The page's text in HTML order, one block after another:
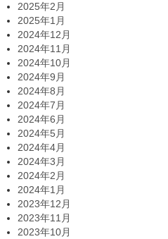
2025年2月
2025年1月
2024年12月
2024年11月
2024年10月
2024年9月
2024年8月
2024年7月
2024年6月
2024年5月
2024年4月
2024年3月
2024年2月
2024年1月
2023年12月
2023年11月
2023年10月